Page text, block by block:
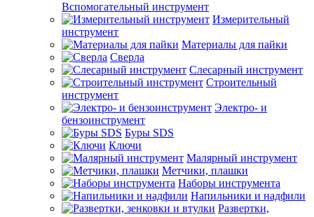
Вспомогательный инструмент
Измерительный
инструмент
Материалы для пайки
Сверла
Слесарный инструмент
Строительный
инструмент
Электро- и
бензоинструмент
Буры SDS
Ключи
Малярный инструмент
Метчики, плашки
Наборы инструмента
Напильники и надфили
Развертки,